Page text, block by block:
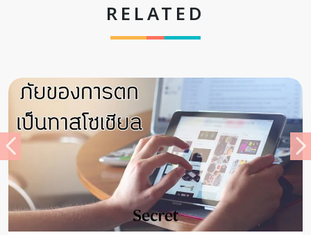
RELATED